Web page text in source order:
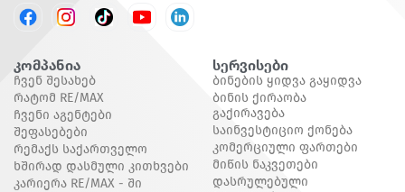
კომპანია
Ჩვენ Შესახებ
Რატომ RE/MAX
Ჩვენი Აგენტები
Შეფასებები
Რემაქს Საქართველო
Ხშირად Დასმული Კითხვები
Კარიერა RE/MAX - Ში
Სერვისები
Ბინების Ყიდვა Გაყიდვა
Ბინის Ქირაობა
Გაქირავება
Საინვესტიციო Ქონება
Კომერციული Ფართები
Მიწის Ნაკვეთები
Დასრულებული